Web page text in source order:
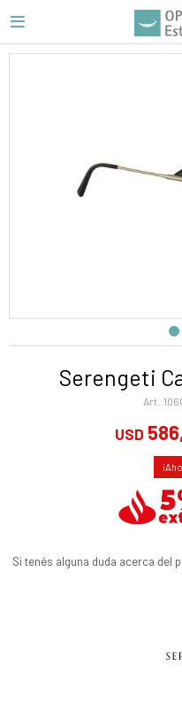

Serengeti
USD
Si tenés alguna duda acerca del